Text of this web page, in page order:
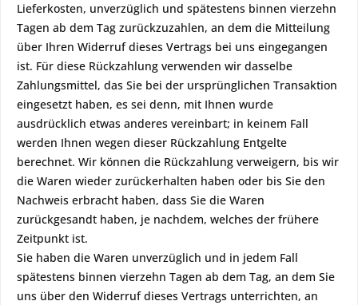
Lieferkosten, unverzüglich und spätestens binnen vierzehn
Tagen ab dem Tag zurückzuzahlen, an dem die Mitteilung
über Ihren Widerruf dieses Vertrags bei uns eingegangen
ist. Für diese Rückzahlung verwenden wir dasselbe
Zahlungsmittel, das Sie bei der ursprünglichen Transaktion
eingesetzt haben, es sei denn, mit Ihnen wurde
ausdrücklich etwas anderes vereinbart; in keinem Fall
werden Ihnen wegen dieser Rückzahlung Entgelte
berechnet. Wir können die Rückzahlung verweigern, bis wir
die Waren wieder zurückerhalten haben oder bis Sie den
Nachweis erbracht haben, dass Sie die Waren
zurückgesandt haben, je nachdem, welches der frühere
Zeitpunkt ist.
Sie haben die Waren unverzüglich und in jedem Fall
spätestens binnen vierzehn Tagen ab dem Tag, an dem Sie
uns über den Widerruf dieses Vertrags unterrichten, an